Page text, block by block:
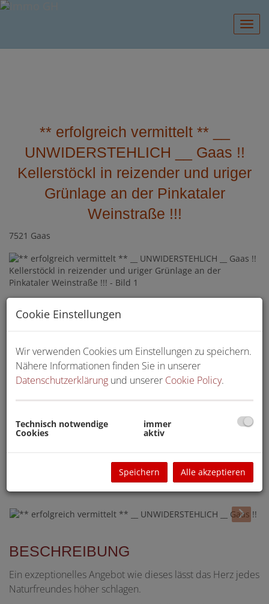
** erfolgreich vermittelt ** __
UNWIDERSTEHLICH __ Gaas !!
Kellerstöckl in reizender und uriger
Grünlage an der Pinkataler
Weinstraße !!!
7521 Gaas
BESCHREIBUNG
Ein exzeptionelles Angebot wie dieses lässt das Herz jedes
Naturfreundes höher schlagen.
Cookie Einstellungen
Wir verwenden Cookies um Einstellungen zu speichern.
Nähere Informationen finden Sie in unserer
Datenschutzerklärung und unserer Cookie Policy.
Technisch notwendige
Cookies
immer
aktiv
Speichern Alle akzeptieren